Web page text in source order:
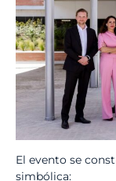
El evento se
simbólica: